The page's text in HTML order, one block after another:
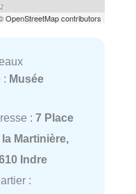
OpenStreetMap contributors
: Musée
: 7 Place
Martinière,
Indre
: